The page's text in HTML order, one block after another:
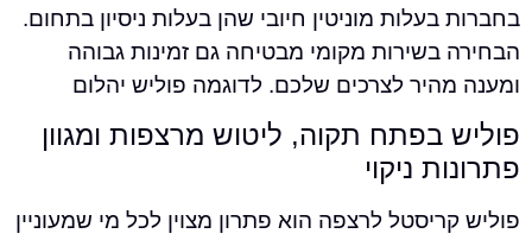
מוניטין חיובי שהן בעלות ניסיון בתחום.
מקומי מבטיחה גם זמינות גבוהה
לצרכים שלכם. לדוגמה פוליש יהלום
תקוה, ליטוש מרצפות ומגוון
ניקוי
לרצפה הוא פתרון מצוין לכל מי שמעוניין